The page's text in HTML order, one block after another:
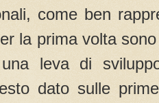
come ben
la prima volta
leva di
dato sulle